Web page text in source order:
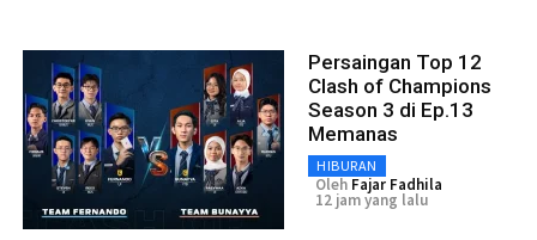
Persaingan Top 12
Clash of Champions
Season 3 di Ep.13
Memanas
HIBURAN
Oleh Fajar Fadhila
12 jam yang lalu